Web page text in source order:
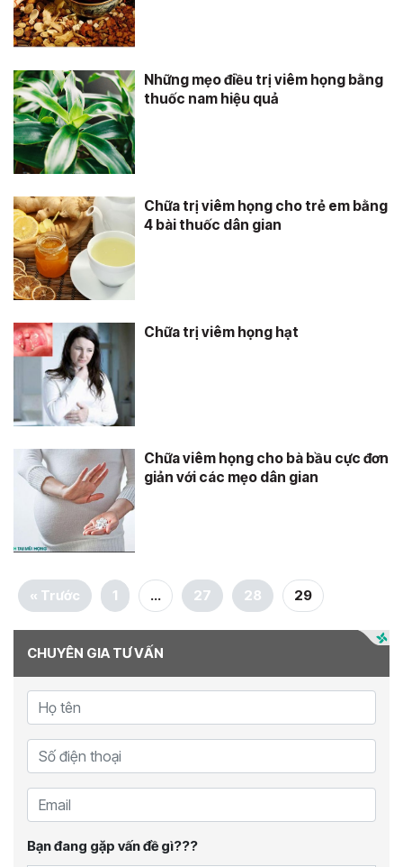
Những mẹo điều trị viêm họng bằng
thuốc nam hiệu quả
Chữa trị viêm họng cho trẻ em bằng
4 bài thuốc dân gian
Chữa trị viêm họng hạt
Chữa viêm họng cho bà bầu cực đơn
giản với các mẹo dân gian
« Trước 1 … 27 28 29
CHUYÊN GIA TƯ VẤN
Bạn đang gặp vấn đề gì???